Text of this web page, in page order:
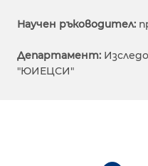
Научен ръководител:
Департамент:
"ЮИЕЦСИ"